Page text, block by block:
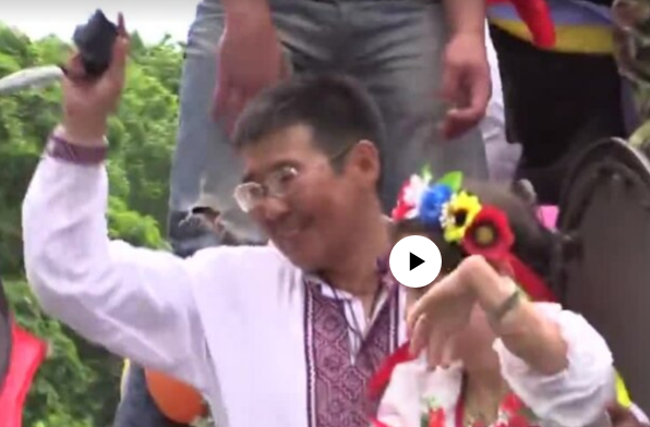
No media source currently available